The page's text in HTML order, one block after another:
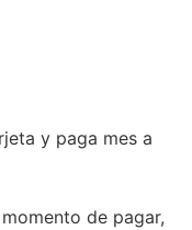
y paga mes a
de pagar,